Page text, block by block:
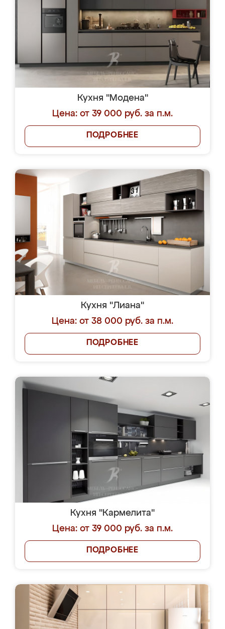
Кухня "Модена"
Цена: от 39 000 руб. за п.м.
ПОДРОБНЕЕ
Кухня "Лиана"
Цена: от 38 000 руб. за п.м.
ПОДРОБНЕЕ
Кухня "Кармелита"
Цена: от 39 000 руб. за п.м.
ПОДРОБНЕЕ